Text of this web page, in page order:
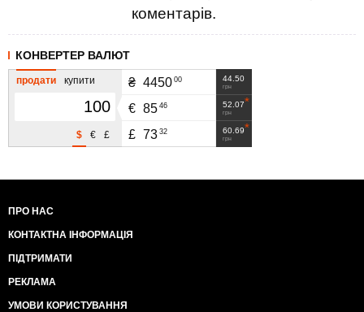
коментарів.
КОНВЕРТЕР ВАЛЮТ
продати купити
£
€
$
44.50
грн
₴ 4450 00
52.07
грн
€ 85 46
60.69
грн
£ 73 32
ПРО НАС
КОНТАКТНА ІНФОРМАЦІЯ
ПІДТРИМАТИ
РЕКЛАМА
УМОВИ КОРИСТУВАННЯ